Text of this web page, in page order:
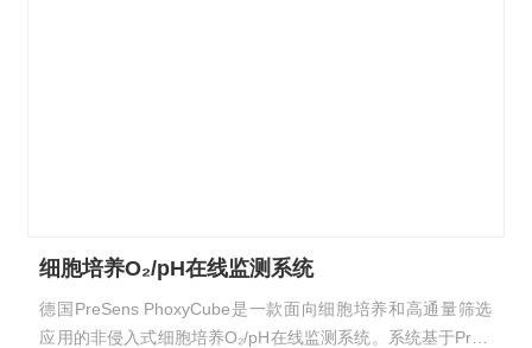
细胞培养O₂/pH在线监测系统
德国PreSens PhoxyCube是一款面向细胞培养和高通量筛选
应用的非侵入式细胞培养O₂/pH在线监测系统。系统基于PreS